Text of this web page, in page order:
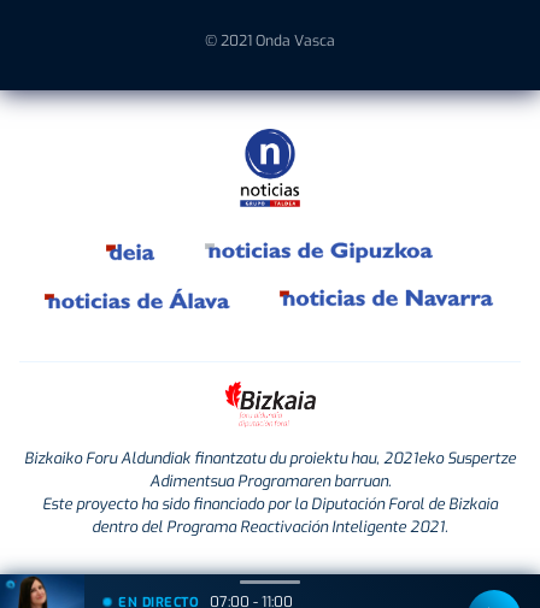
© 2021 Onda Vasca
Bizkaiko Foru Aldundiak finantzatu du proiektu hau, 2021eko Suspertze
Adimentsua Programaren barruan.
Este proyecto ha sido financiado por la Diputación Foral de Bizkaia
dentro del Programa Reactivación Inteligente 2021.
EN DIRECTO 07:00 - 11:00